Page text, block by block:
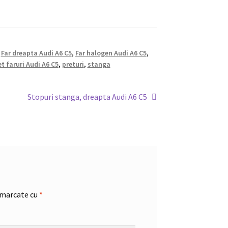
Far dreapta Audi A6 C5, Far halogen Audi A6 C5,
faruri Audi A6 C5, preturi, stanga
Articolul
Stopuri stanga, dreapta Audi A6 C5
cu *